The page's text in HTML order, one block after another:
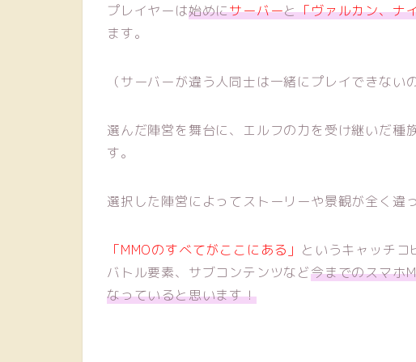
プレイヤーは始めにサーバーと「ヴァルカン、ナ
ます。
（サーバーが違う人同士は一緒にプレイできない
選んだ陣営を舞台に、エルフの力を受け継いだ種
す。
選択した陣営によってストーリーや景観が全く違
「MMOのすべてがここにある」 というキャッチコ
バトル要素、サブコンテンツなど今までのスマホ
なっていると思います！